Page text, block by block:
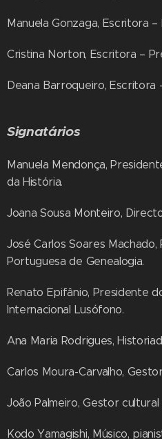
Manuela Gonzaga, Escritora –
Cristina Norton, Escritora –
Deana Barroqueiro, Escritora
Signatários
Manuela Mendonça,
da História.
Joana Sousa Monteiro,
José Carlos Soares
Portuguesa de Genealogia.
Renato Epifânio, Presidente
Internacional Lusófono.
Ana Maria Rodrigues,
Carlos Moura-Carvalho,
João Palmeiro, Gestor
Kodo Yamagishi, Músico,